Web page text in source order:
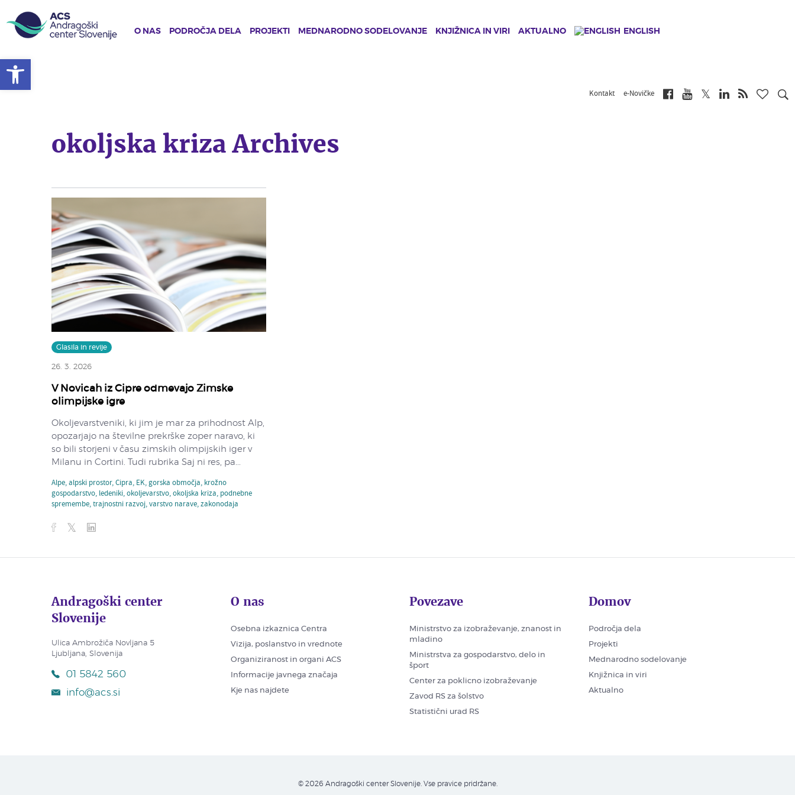
O NAS PODROČJA DELA PROJEKTI MEDNARODNO SODELOVANJE KNJIŽNICA IN VIRI AKTUALNO ENGLISH
Kontakt e-Novičke
okoljska kriza Archives
Glasila in revije
26. 3. 2026
V Novicah iz Cipre odmevajo Zimske
olimpijske igre
Okoljevarstveniki, ki jim je mar za prihodnost Alp,
opozarjajo na številne prekrške zoper naravo, ki
so bili storjeni v času zimskih olimpijskih iger v
Milanu in Cortini. Tudi rubrika Saj ni res, pa...
Alpe,alpski prostor,Cipra, EK,gorska območja, krožno
gospodarstvo, ledeniki,okoljevarstvo,okoljska kriza, podnebne
spremembe,trajnostni razvoj,varstvo narave,zakonodaja
Andragoški center
Slovenije
Ulica Ambrožiča Novljana 5
Ljubljana, Slovenija
01 5842 560
info@acs.si
O nas
Osebna izkaznica Centra
Vizija, poslanstvo in vrednote
Organiziranost in organi ACS
Informacije javnega značaja
Kje nas najdete
Povezave
Ministrstvo za izobraževanje, znanost in
mladino
Ministrstva za gospodarstvo, delo in
šport
Center za poklicno izobraževanje
Zavod RS za šolstvo
Statistični urad RS
Domov
Področja dela
Projekti
Mednarodno sodelovanje
Knjižnica in viri
Aktualno
© 2026 Andragoški center Slovenije. Vse pravice pridržane.
Open toolbar